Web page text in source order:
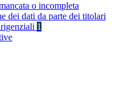
o incompleta
dei dati da parte dei titolari
1